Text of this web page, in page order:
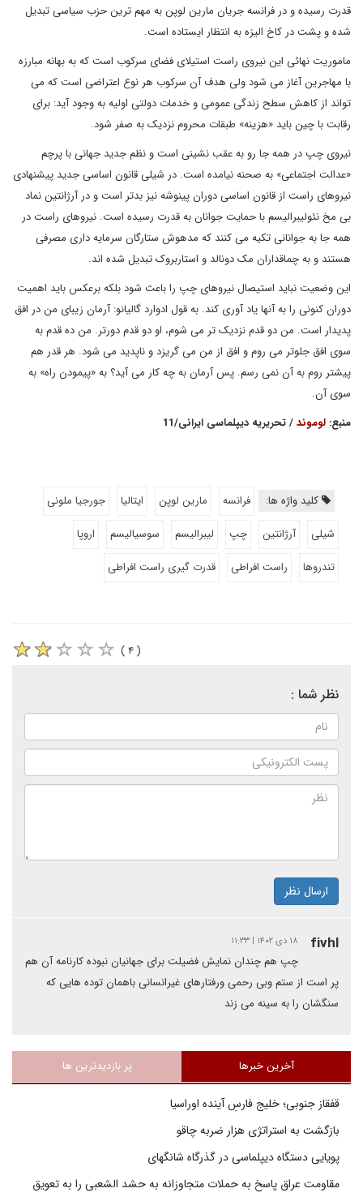
قدرت رسیده و در فرانسه جریان مارین لوپن به مهم ترین حزب سیاسی تبدیل
شده و پشت در کاخ الیزه به انتظار ایستاده است.
ماموریت نهائی این نیروی راست استیلای فضای سرکوب است که به بهانه مبارزه
با مهاجرین آغاز می شود ولی هدف آن سرکوب هر نوع اعتراضی است که می
تواند از کاهش سطح زندگی عمومی و خدمات دولتی اولیه به وجود آید: برای
رقابت با چین باید «هزینه» طبقات محروم نزدیک به صفر شود.
نیروی چپ در همه جا رو به عقب نشینی است و نظم جدید جهانی با پرچم
«عدالت اجتماعی» به صحنه نیامده است. در شیلی قانون اساسی جدید پیشنهادی
نیروهای راست از قانون اساسی دوران پینوشه نیز بدتر است و در آرژانتین نماد
بی مخ نئولیبرالیسم با حمایت جوانان به قدرت رسیده است. نیروهای راست در
همه جا به جوانانی تکیه می کنند که مدهوش ستارگان سرمایه داری مصرفی
هستند و به چماقداران مک دونالد و استاربروک تبدیل شده اند.
این وضعیت نباید استیصال نیروهای چپ را باعث شود بلکه برعکس باید اهمیت
دوران کنونی را به آنها یاد آوری کند. به قول ادوارد گالیانو: آرمان زیبای من در افق
پدیدار است. من دو قدم نزدیک تر می شوم، او دو قدم دورتر. من ده قدم به
سوی افق جلوتر می روم و افق از من می گریزد و ناپدید می شود. هر قدر هم
پیشتر روم به آن نمی رسم. پس آرمان به چه کار می آید؟ به «پیمودن راه» به
سوی آن.
منبع: لوموند/ تحریریه دیپلماسی ایرانی/11
کلید واژه ها: فرانسه مارین لوپن ایتالیا
جورجیا ملونی
شیلی
آرژانتین چپ لیبرالیسم سوسیالیسم
اروپا
تندروها
راست افراطی قدرت گیری راست افراطی
( ۴ )
نظر شما :
ارسال نظر
fivhl ۱۸ دی ۱۴۰۲ | ۱۱:۳۳
چپ هم چندان نمایش فضیلت برای جهانیان نبوده کارنامه آن هم
پر است از ستم وبی رحمی ورفتارهای غیرانسانی باهمان توده هایی که
سنگشان را به سینه می زند
آخرین خبرها پر بازدیدترین ها
قفقاز جنوبی؛ خلیج فارسِ آینده اوراسیا
بازگشت به استراتژی هزار ضربه چاقو
پویایی دستگاه دیپلماسی در گذرگاه شانگهای
مقاومت عراق پاسخ به حملات متجاوزانه به حشد الشعبی را به تعویق